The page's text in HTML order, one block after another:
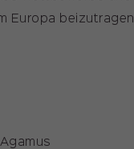
Europa beizutragen